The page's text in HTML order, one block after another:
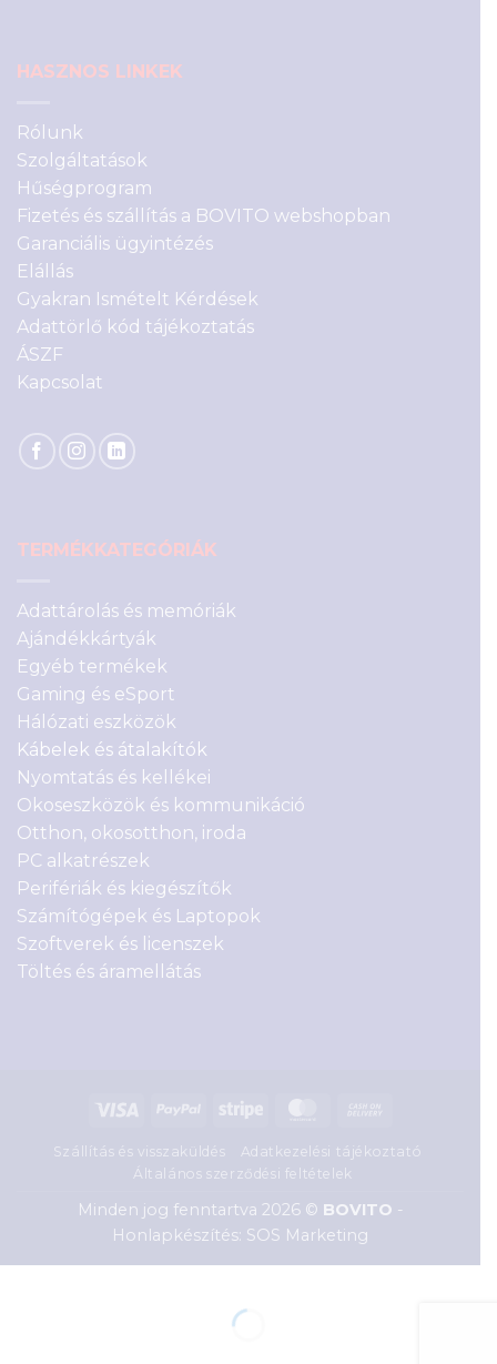
HASZNOS LINKEK
Rólunk
Szolgáltatások
Hűségprogram
Fizetés és szállítás a BOVITO webshopban
Garanciális ügyintézés
Elállás
Gyakran Ismételt Kérdések
Adattörlő kód tájékoztatás
ÁSZF
Kapcsolat
TERMÉKKATEGÓRIÁK
Adattárolás és memóriák
Ajándékkártyák
Egyéb termékek
Gaming és eSport
Hálózati eszközök
Kábelek és átalakítók
Nyomtatás és kellékei
Okoseszközök és kommunikáció
Otthon, okosotthon, iroda
PC alkatrészek
Perifériák és kiegészítők
Számítógépek és Laptopok
Szoftverek és licenszek
Töltés és áramellátás
Visa PayPal Stripe MasterCard
Delivery
Szállítás és visszaküldés
Adatkezelési tájékoztató
Általános szerződési feltételek
Minden jog fenntartva 2026 © BOVITO -
Honlapkészítés: SOS Marketing